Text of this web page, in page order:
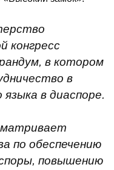
конгресс
в котором
в
языка в диаспоре.
по обеспечению
повышению